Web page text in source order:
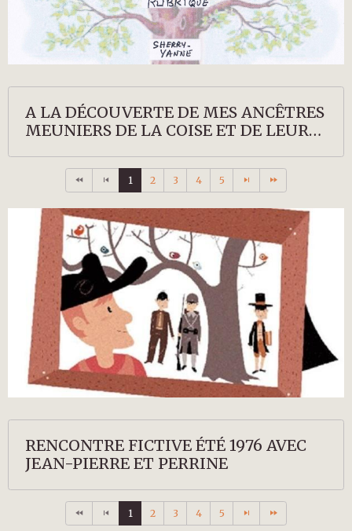
A LA DÉCOUVERTE DE MES ANCÊTRES
MEUNIERS DE LA COISE ET DE LEURS
1 2 3 4 5
RENCONTRE FICTIVE ÉTÉ 1976 AVEC
JEAN-PIERRE ET PERRINE
1 2 3 4 5